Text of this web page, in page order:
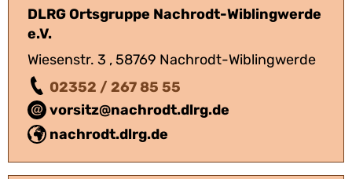
nachrodt.dlrg.de
vorsitz@nachrodt.dlrg.de
DLRG Ortsgruppe Nachrodt-Wiblingwerde
e.V.
Wiesenstr. 3 , 58769 Nachrodt-Wiblingwerde
02352 / 267 85 55